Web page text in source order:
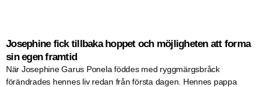
Josephine fick tillbaka hoppet och möjligheten att forma
sin egen framtid
När Josephine Garus Ponela föddes med ryggmärgsbråck
förändrades hennes liv redan från första dagen. Hennes pappa